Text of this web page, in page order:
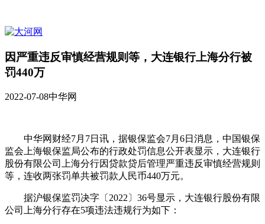
因严重违反审慎经营规则等，大连银行上海分行被
罚440万
2022-07-08中华网
中华网财经7月7日讯，据银保监会7月6日消息，中国银保
监会上海银保监局公布的行政处罚信息公开表显示，大连银行
股份有限公司上海分行因贷款贷后管理严重违反审慎经营规则
等，连收两张罚单共被罚款人民币440万元。
据沪银保监罚决字〔2022〕36号显示，大连银行股份有限
公司上海分行存在5项违法违规行为如下：